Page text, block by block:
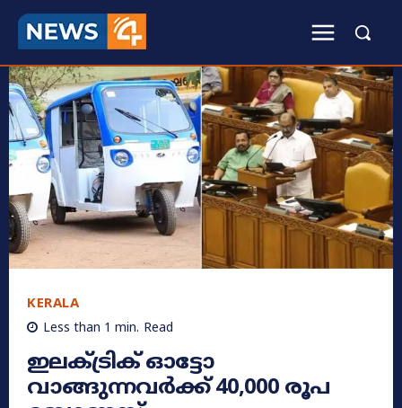
KERALA
Less than 1 min. Read
ഇലക്ട്രിക് ഓട്ടോ
വാങ്ങുന്നവർക്ക് 40,000 രൂപ